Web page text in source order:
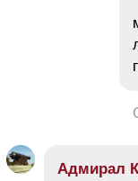
Адмирал